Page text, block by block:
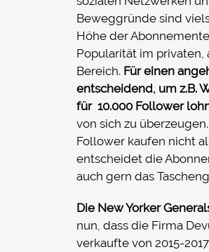
Beweggründe sind
Höhe der
Popularität im
Bereich. Für einen
entscheidend, um z.B.
für 10.000 Follower
von sich zu
Follower kaufen nicht
entscheidet die
auch gern das
Die New Yorker
nun, dass die Firma
verkaufte von 2015-2017